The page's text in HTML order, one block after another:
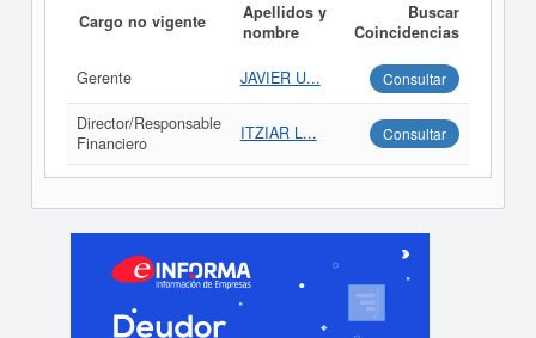
Cargo no vigente
Apellidos y
nombre
Buscar
Coincidencias
Gerente JAVIER U... Consultar
Director/Responsable
Financiero
ITZIAR L... Consultar